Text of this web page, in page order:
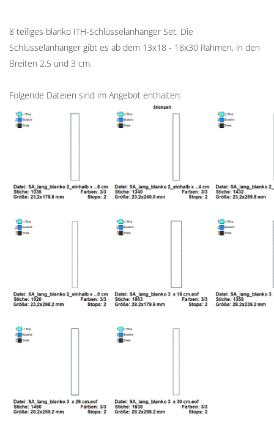
8 teiliges blanko ITH-Schlüsselanhänger Set. Die
Schlüsselanhänger gibt es ab dem 13x18 - 18x30 Rahmen, in den
Breiten 2,5 und 3 cm.
Folgende Dateien sind im Angebot enthalten: